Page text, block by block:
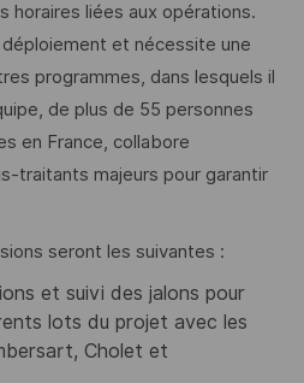
liées aux opérations.
déploiement et nécessite une
programmes, dans lesquels il
de plus de 55 personnes
en France, collabore
traitants majeurs pour garantir
seront les suivantes :
et suivi des jalons pour
lots du projet avec les
Cholet et